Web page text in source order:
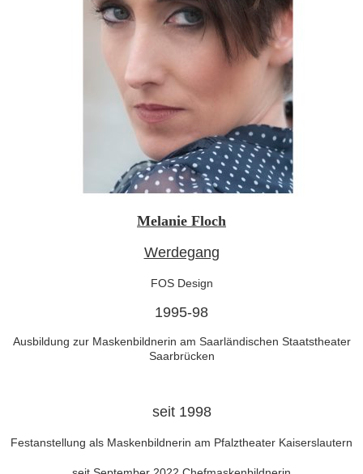
Melanie Floch
Werdegang
FOS Design
1995-98
Ausbildung zur Maskenbildnerin am Saarländischen Staatstheater
Saarbrücken
seit 1998
Festanstellung als Maskenbildnerin am Pfalztheater Kaiserslautern